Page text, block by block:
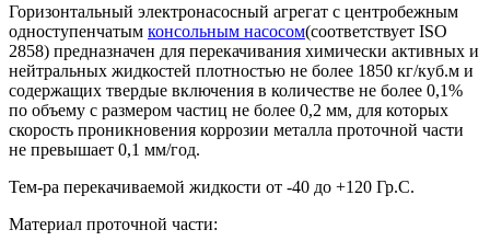
Горизонтальный электронасосный агрегат с центробежным
одноступенчатым консольным насосом(соответствует ISO
2858) предназначен для перекачивания химически активных и
нейтральных жидкостей плотностью не более 1850 кг/куб.м и
содержащих твердые включения в количестве не более 0,1%
по объему с размером частиц не более 0,2 мм, для которых
скорость проникновения коррозии металла проточной части
не превышает 0,1 мм/год.
Тем-ра перекачиваемой жидкости от -40 до +120 Гр.С.
Материал проточной части: